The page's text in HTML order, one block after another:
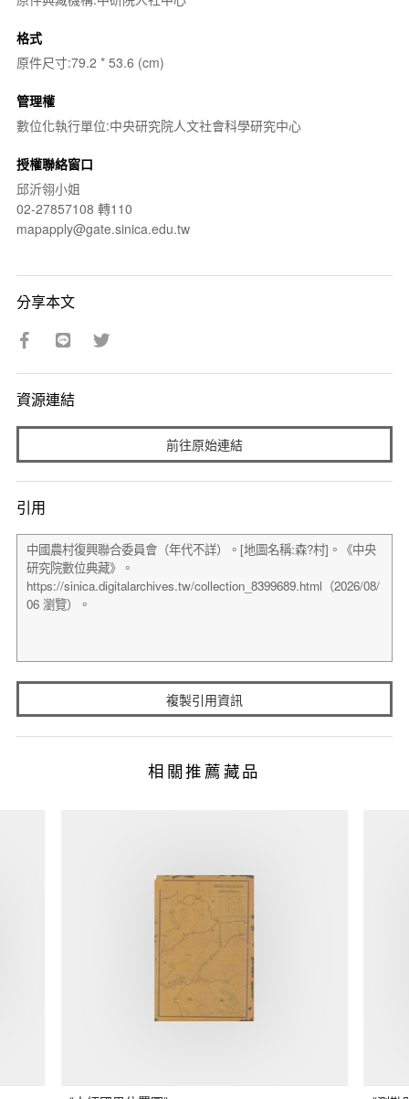
格式
原件尺寸:79.2 * 53.6 (cm)
管理權
數位化執行單位:中央研究院人文社會科學研究中心
授權聯絡窗口
邱沂翎小姐
02-27857108 轉110
mapapply@gate.sinica.edu.tw
分享本文
資源連結
前往原始連結
引用
複製引用資訊
相關推薦藏品